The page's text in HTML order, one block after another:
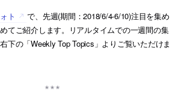
ト
で、先週(期間：2018/6/4-6/10)注目を集め
てご紹介します。リアルタイムでの一週間の集
下の「Weekly Top Topics」よりご覧いただけま